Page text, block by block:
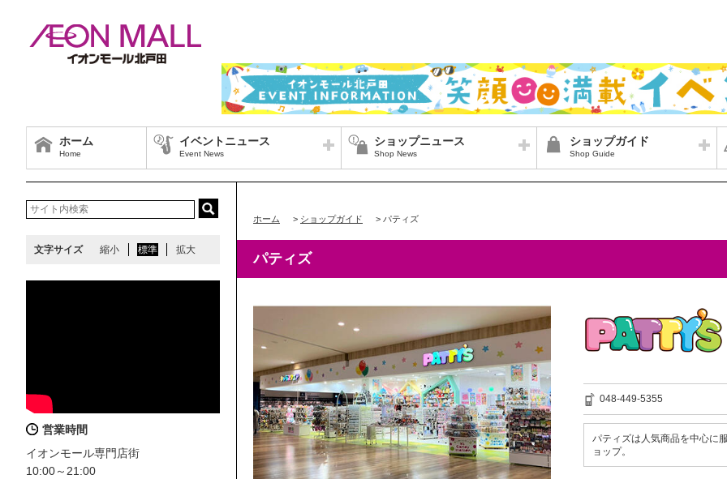
ホーム
Home
イベントニュース
Event News
ショップニュース
Shop News
ショップガイド
Shop Guide
ホーム > ショップガイド > パティズ
パティズ
048-449-5355
パティズは人気商品を中心に
ョップ。
文字サイズ 縮小 標準 拡大
営業時間
イオンモール専門店街
10:00～21:00